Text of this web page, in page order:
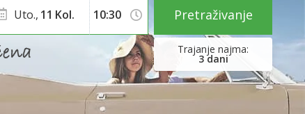
Polski
Türkçe
Română
Ελληνικά
Hrvatski
العربية
3 dani
Uto., 11 Kol. Pretraživanje